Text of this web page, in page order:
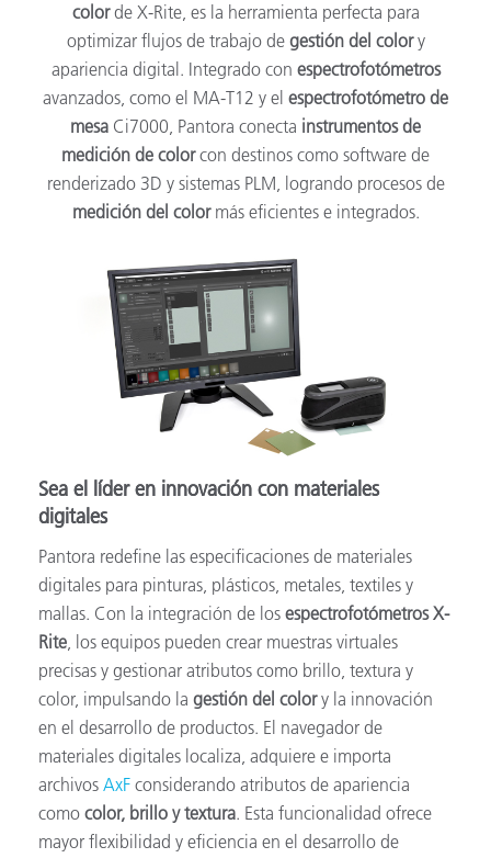
colorde X-Rite, es la herramienta perfecta para
optimizar flujos de trabajo de gestión del colory
apariencia digital. Integrado con espectrofotómetros
avanzados, como el MA-T12 y el espectrofotómetro de
mesa Ci7000, Pantora conecta instrumentos de
medición de colorcon destinos como software de
renderizado 3D y sistemas PLM, logrando procesos de
medición del colormás eficientes e integrados.
Sea el líder en innovación con materiales
digitales
Pantora redefine las especificaciones de materiales
digitales para pinturas, plásticos, metales, textiles y
mallas. Con la integración de los espectrofotómetros X-
Rite, los equipos pueden crear muestras virtuales
precisas y gestionar atributos como brillo, textura y
color, impulsando la gestión del colory la innovación
en el desarrollo de productos. El navegador de
materiales digitales localiza, adquiere e importa
archivos AxF considerando atributos de apariencia
como color, brillo y textura. Esta funcionalidad ofrece
mayor flexibilidad y eficiencia en el desarrollo de